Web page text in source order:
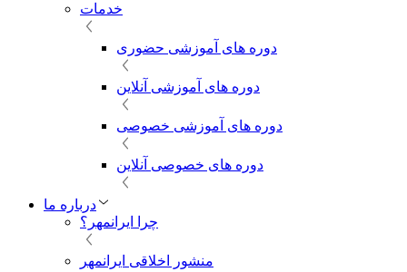
خدمات
دوره های آموزشی حضوری
دوره های آموزشی آنلاین
دوره های آموزشی خصوصی
دوره های خصوصی آنلاین
درباره ما
چرا ایرانمهر؟
منشور اخلاقی ایرانمهر